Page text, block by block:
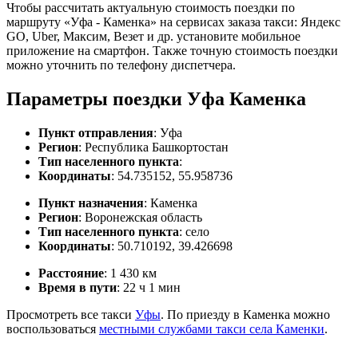
Чтобы рассчитать актуальную стоимость поездки по
маршруту «Уфа - Каменка» на сервисах заказа такси: Яндекс
GO, Uber, Максим, Везет и др. установите мобильное
приложение на смартфон. Также точную стоимость поездки
можно уточнить по телефону диспетчера.
Параметры поездки Уфа Каменка
Пункт отправления: Уфа
Регион: Республика Башкортостан
Тип населенного пункта:
Координаты: 54.735152, 55.958736
Пункт назначения: Каменка
Регион: Воронежская область
Тип населенного пункта: село
Координаты: 50.710192, 39.426698
Расстояние: 1 430 км
Время в пути: 22 ч 1 мин
Просмотреть все такси Уфы. По приезду в Каменка можно
воспользоваться местными службами такси села Каменки.